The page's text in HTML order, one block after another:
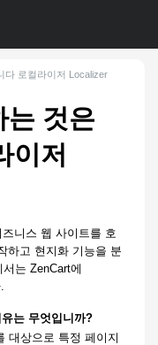
다 로컬라이저 Localizer
것은
이저
니스 웹 사이트를 호
하고 현지화 기능을 분
는 ZenCart에
는 무엇입니까?
대상으로 특정 페이지